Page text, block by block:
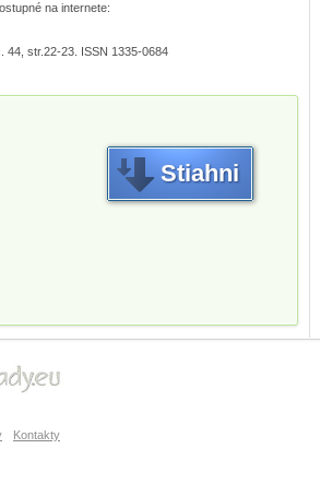
na internete:
44, str.22-23. ISSN 1335-0684
Stiahni
Kontakty